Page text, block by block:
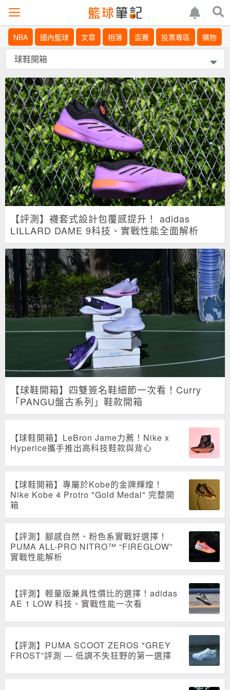
NBA 國內籃球 文章 相簿 盃賽 投票專區 購物
【評測】襪套式設計包覆感提升！ adidas
LILLARD DAME 9科技、實戰性能全面解析
【球鞋開箱】四雙簽名鞋細節一次看！Curry
「PANGU盤古系列」鞋款開箱
【球鞋開箱】LeBron Jame力薦！Nike x
Hyperice攜手推出高科技鞋款與背心
【球鞋開箱】專屬於Kobe的金牌輝煌！
Nike Kobe 4 Protro "Gold Medal" 完整開
箱
【評測】腳感自然、粉色系實戰好選擇！
PUMA ALL-PRO NITRO™ “FIREGLOW”
實戰性能解析
【評測】輕量版兼具性價比的選擇！adidas
AE 1 LOW 科技、實戰性能一次看
【評測】PUMA SCOOT ZEROS "GREY
FROST”評測 — 低調不失狂野的第一選擇